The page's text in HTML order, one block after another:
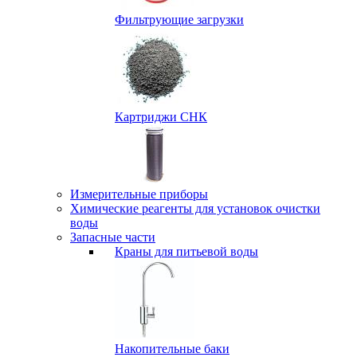
Фильтрующие загрузки
Картриджи СНК
Измерительные приборы
Химические реагенты для установок очистки
воды
Запасные части
Краны для питьевой воды
Накопительные баки